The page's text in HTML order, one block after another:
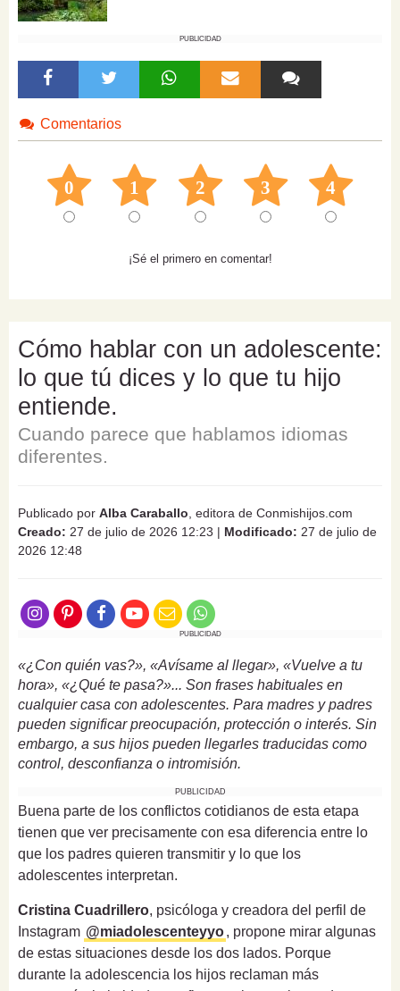
PUBLICIDAD
Comentarios
0 1 2 3 4
¡Sé el primero en comentar!
Cómo hablar con un adolescente:
lo que tú dices y lo que tu hijo
entiende.
Cuando parece que hablamos idiomas
diferentes.
Publicado por Alba Caraballo , editora de Conmishijos.com
Creado: 27 de julio de 2026 12:23 | Modificado: 27 de julio de
2026 12:48
PUBLICIDAD
«¿Con quién vas?», «Avísame al llegar», «Vuelve a tu
hora», «¿Qué te pasa?»... Son frases habituales en
cualquier casa con adolescentes. Para madres y padres
pueden significar preocupación, protección o interés. Sin
embargo, a sus hijos pueden llegarles traducidas como
control, desconfianza o intromisión.
PUBLICIDAD
Buena parte de los conflictos cotidianos de esta etapa
tienen que ver precisamente con esa diferencia entre lo
que los padres quieren transmitir y lo que los
adolescentes interpretan.
Cristina Cuadrillero, psicóloga y creadora del perfil de
Instagram @miadolescenteyyo, propone mirar algunas
de estas situaciones desde los dos lados. Porque
durante la adolescencia los hijos reclaman más